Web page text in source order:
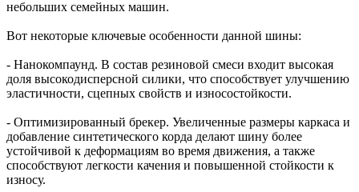
небольших семейных машин.
Вот некоторые ключевые особенности данной шины:
- Нанокомпаунд. В состав резиновой смеси входит высокая
доля высокодисперсной силики, что способствует улучшению
эластичности, сцепных свойств и износостойкости.
- Оптимизированный брекер. Увеличенные размеры каркаса и
добавление синтетического корда делают шину более
устойчивой к деформациям во время движения, а также
способствуют легкости качения и повышенной стойкости к
износу.